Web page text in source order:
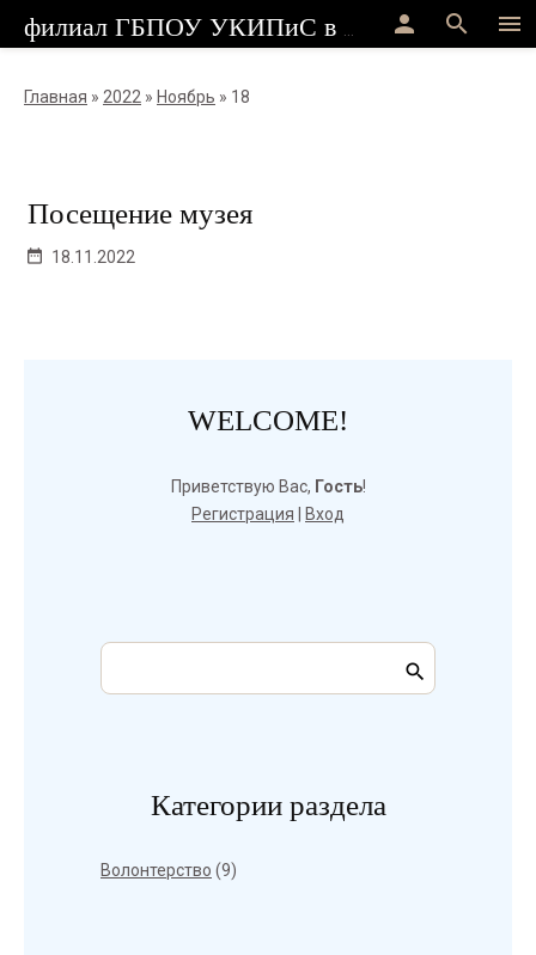
menu
search
person
Главная » 2022 » Ноябрь » 18
Посещение музея
18.11.2022
WELCOME!
Приветствую Вас, Гость!
Регистрация
Вход
Категории раздела
Волонтерство (9)